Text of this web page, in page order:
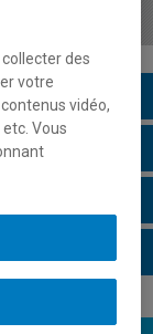
des
votre
vidéo,
Vous